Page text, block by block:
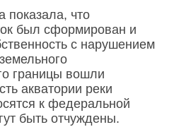
показала, что
был сформирован и
с нарушением
границы вошли
акватории реки
к федеральной
быть отчуждены.